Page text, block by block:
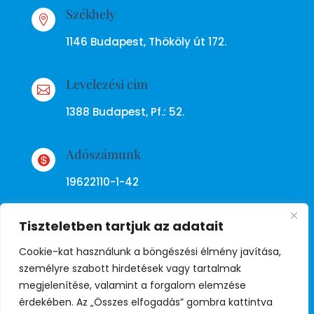
Tiszteletben tartjuk az adatait
Cookie-kat használunk a böngészési élmény javítása,
személyre szabott hirdetések vagy tartalmak
megjelenítése, valamint a forgalom elemzése
érdekében. Az „Összes elfogadás” gombra kattintva
 Székhely
1146 Budapest, Thököly út 172.
 Levelezési cím
1388 Budapest, Pf.: 52.
 Adószámunk
19622110-1-42
Adatkezelési tájékoztató